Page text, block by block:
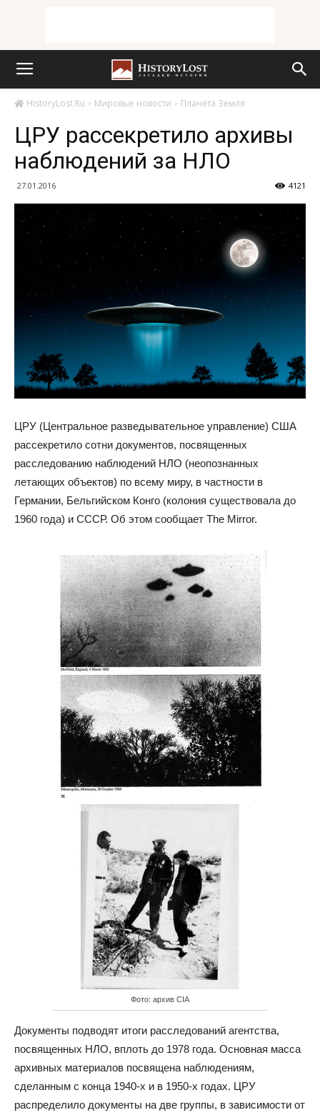
HistoryLost.Ru Мировые новости Планета Земля
ЦРУ рассекретило архивы
наблюдений за НЛО
27.01.2016 4121
ЦРУ (Центральное разведывательное управление) США
рассекретило сотни документов, посвященных
расследованию наблюдений НЛО (неопознанных
летающих объектов) по всему миру, в частности в
Германии, Бельгийском Конго (колония существовала до
1960 года) и СССР. Об этом сообщает The Mirror.
Фото: архив CIA
Документы подводят итоги расследований агентства,
посвященных НЛО, вплоть до 1978 года. Основная масса
архивных материалов посвящена наблюдениям,
сделанным с конца 1940-х и в 1950-х годах. ЦРУ
распределило документы на две группы, в зависимости от